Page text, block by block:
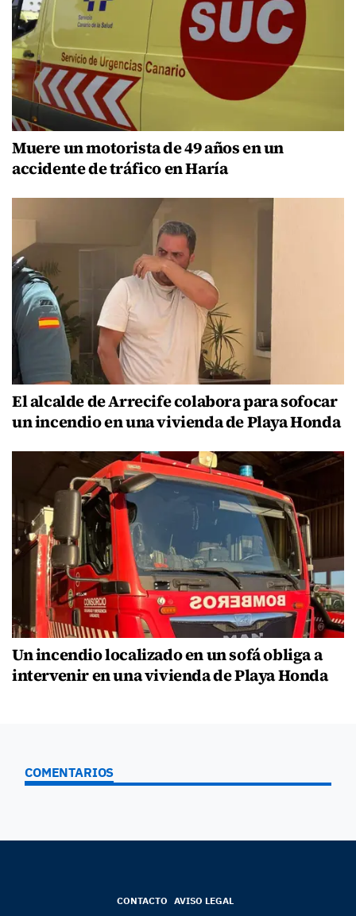
Muere un motorista de 49 años en un
accidente de tráfico en Haría
El alcalde de Arrecife colabora para sofocar
un incendio en una vivienda de Playa Honda
Un incendio localizado en un sofá obliga a
intervenir en una vivienda de Playa Honda
COMENTARIOS
CONTACTO AVISO LEGAL